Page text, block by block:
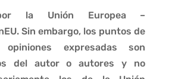
por la Unión Europea –
Sin embargo, los puntos de
expresadas son
del autor o autores y no